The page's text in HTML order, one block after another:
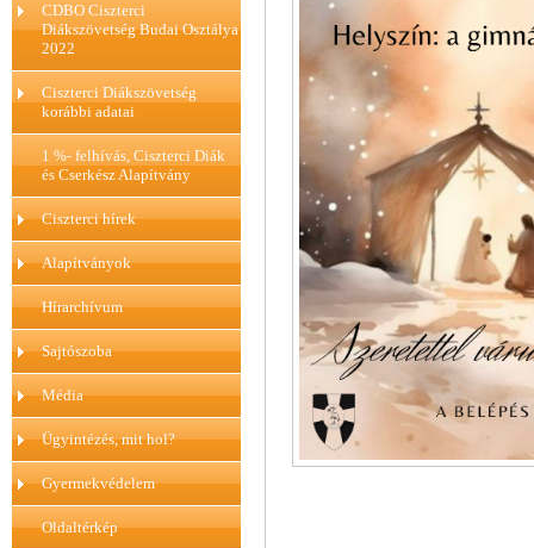
CDBO Ciszterci
Diákszövetség Budai Osztálya
2022
Ciszterci Diákszövetség
korábbi adatai
1 %- felhívás, Ciszterci Diák
és Cserkész Alapítvány
Ciszterci hírek
Alapítványok
Hírarchívum
Sajtószoba
Média
Ügyintézés, mit hol?
Gyermekvédelem
Oldaltérkép